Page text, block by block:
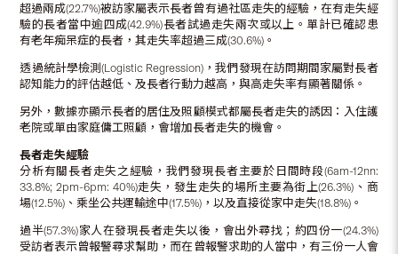
超過兩成(22.7%)被訪家屬表示長者曾有過社區走失的經驗，在有走失經
驗的長者當中逾四成(42.9%)長者試過走失兩次或以上。單計已確認患
有老年痴呆症的長者，其走失率超過三成(30.6%)。
透過統計學檢測(Logistic Regression)，我們發現在訪問期間家屬對長者
認知能力的評估越低、及長者行動力越高，與高走失率有顯著關係。
另外，數據亦顯示長者的居住及照顧模式都屬長者走失的誘因：入住護
老院或單由家庭傭工照顧，會增加長者走失的機會。
長者走失經驗
分析有關長者走失之經驗，我們發現長者主要於日間時段(6am-12nn:
33.8%; 2pm-6pm: 40%)走失，發生走失的場所主要為街上(26.3%)、商
場(12.5%)、乘坐公共運輸途中(17.5%)，以及直接從家中走失(18.8%)。
過半(57.3%)家人在發現長者走失以後，會出外尋找；約四份一(24.3%)
受訪者表示曾報警尋求幫助，而在曾報警求助的人當中，有三份一人會